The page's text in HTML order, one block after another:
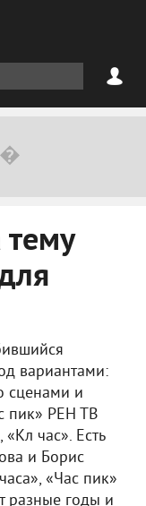
вариантами:
сценами и
пик» РЕН ТВ
час». Есть
и Борис
«Час пик»
разные годы и